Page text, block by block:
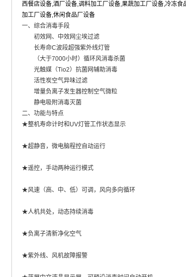
西餐店设备,酒厂设备,调料加工厂设备,果蔬加工厂设备,冷冻食
加工厂设备,休闲食品厂设备
一、综合消毒手段
初效网、中效网尘埃过滤
长寿命C波段超强紫外线灯管
（大于7000小时）循环风消毒杀菌
光触媒（Tio2）抗菌网辅助消毒
活性炭空气异味过滤
增量负离子发生器控制空气微粒
静电吸附消毒灭菌
二、功能与特点
★整机寿命计时和UV灯管工作状态显示
★超静音，微电脑程控自动运行
★遥控，手动两种运行模式
★风速（高、中、低）可调，风向多向循环
★人机共处，动态持续消毒
★负离子清新净化空气
★紫外线、风机故障报警